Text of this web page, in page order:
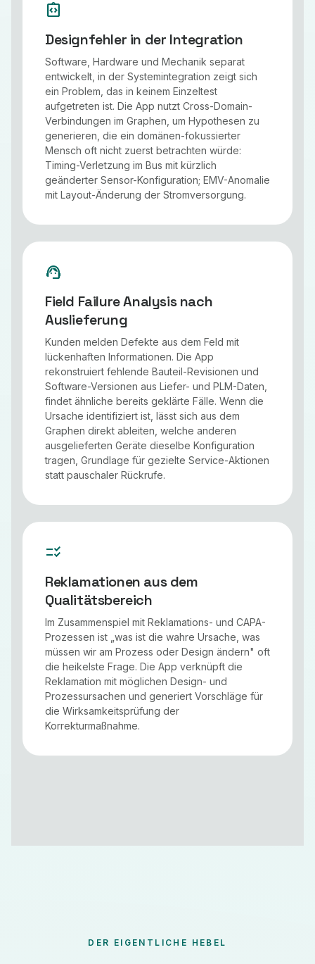
integration_instructions
Designfehler in der Integration
Software, Hardware und Mechanik separat
entwickelt, in der Systemintegration zeigt sich
ein Problem, das in keinem Einzeltest
aufgetreten ist. Die App nutzt Cross-Domain-
Verbindungen im Graphen, um Hypothesen zu
generieren, die ein domänen-fokussierter
Mensch oft nicht zuerst betrachten würde:
Timing-Verletzung im Bus mit kürzlich
geänderter Sensor-Konfiguration; EMV-Anomalie
mit Layout-Änderung der Stromversorgung.
support_agent
Field Failure Analysis nach
Auslieferung
Kunden melden Defekte aus dem Feld mit
lückenhaften Informationen. Die App
rekonstruiert fehlende Bauteil-Revisionen und
Software-Versionen aus Liefer- und PLM-Daten,
findet ähnliche bereits geklärte Fälle. Wenn die
Ursache identifiziert ist, lässt sich aus dem
Graphen direkt ableiten, welche anderen
ausgelieferten Geräte dieselbe Konfiguration
tragen, Grundlage für gezielte Service-Aktionen
statt pauschaler Rückrufe.
checklist_rtl
Reklamationen aus dem
Qualitätsbereich
Im Zusammenspiel mit Reklamations- und CAPA-
Prozessen ist „was ist die wahre Ursache, was
müssen wir am Prozess oder Design ändern" oft
die heikelste Frage. Die App verknüpft die
Reklamation mit möglichen Design- und
Prozessursachen und generiert Vorschläge für
die Wirksamkeitsprüfung der
Korrekturmaßnahme.
DER EIGENTLICHE HEBEL